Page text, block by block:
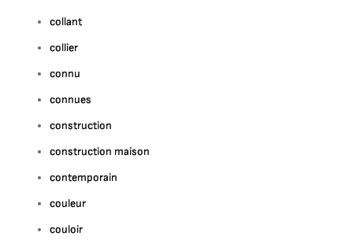
collant
collier
connu
connues
construction
construction maison
contemporain
couleur
couloir